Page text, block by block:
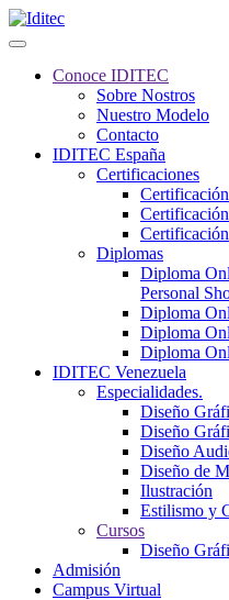
Conoce IDITEC
Sobre Nostros
Nuestro Modelo
Contacto
IDITEC España
Certificaciones
Diplomas
Diploma
Personal
Diploma
Diploma
Diploma
IDITEC Venezuela
Especialidades.
Diseño
Diseño
Diseño
Diseño de
Ilustración
Estilismo y
Cursos
Diseño
Admisión
Campus Virtual